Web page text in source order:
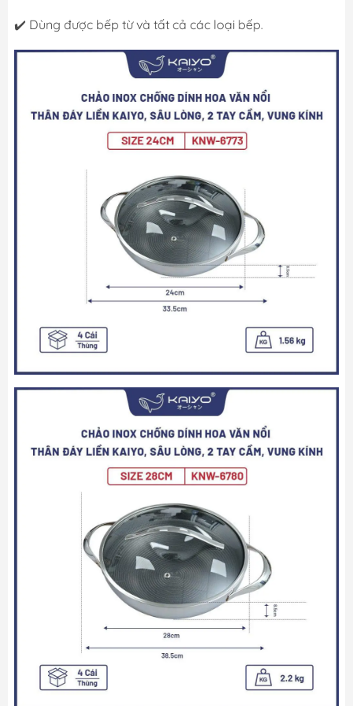
✔️ Dùng được bếp từ và tất cả các loại bếp.